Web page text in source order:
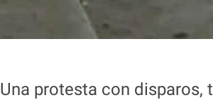
Una protesta con disparos,